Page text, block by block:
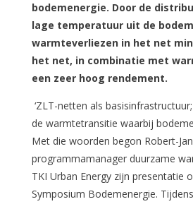
bodemenergie. Door de
lage temperatuur uit de
warmteverliezen in het net
het net, in combinatie met
een zeer hoog rendement.
‘ZLT-netten als
de warmtetransitie waarbij
Met die woorden begon Robert-
programmamanager duurzame
TKI Urban Energy zijn presentatie
Symposium Bodemenergie.